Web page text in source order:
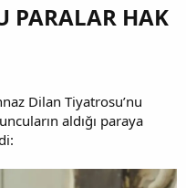
PARALAR HAK
Dilan Tiyatrosu’nu
aldığı paraya